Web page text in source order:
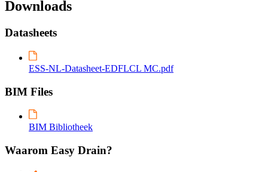
Downloads
Datasheets
ESS-NL-Datasheet-EDFLCL MC.pdf
BIM Files
BIM Bibliotheek
Waarom Easy Drain?